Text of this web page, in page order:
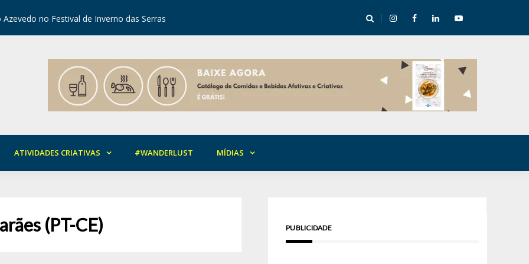
no Festival de Inverno das Serras
da Solidariedade em Areia Mirian Rocha abre mentoria de storytelling com 10 vagas
ATIVIDADES CRIATIVAS #WANDERLUST MÍDIAS
(PT-CE) PUBLICIDADE